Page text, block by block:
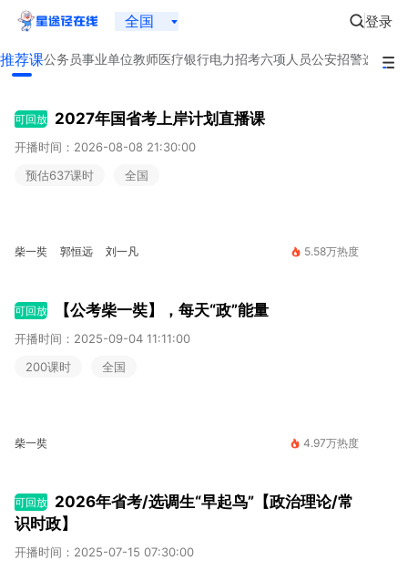
全国 登录
推荐课公务员事业单位教师医疗银行电力招考六项人员公安招警选调生
可回放 2027年国省考上岸计划直播课
开播时间：2026-08-08 21:30:00
预估637课时
全国
柴一奘 郭恒远 刘一凡 5.58万热度
可回放 【公考柴一奘】，每天“政”能量
开播时间：2025-09-04 11:11:00
200课时
全国
柴一奘 4.97万热度
可回放 2026年省考/选调生“早起鸟”【政治理论/常
识时政】
开播时间：2025-07-15 07:30:00